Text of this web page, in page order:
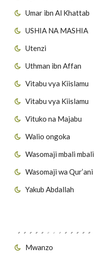
Umar ibn Al Khattab
USHIA NA MASHIA
Utenzi
Uthman ibn Affan
Vitabu vya Kiislamu
Vitabu vya Kiislamu
Vituko na Majabu
Walio ongoka
Wasomaji mbali mbali
Wasomaji wa Qur’ani
Yakub Abdallah
Mwanzo